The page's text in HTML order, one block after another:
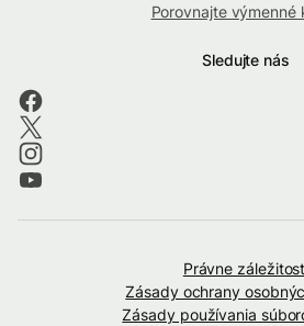
Porovnajte výmenné
Sledujte nás
Právne
Zásady ochrany
Zásady používania